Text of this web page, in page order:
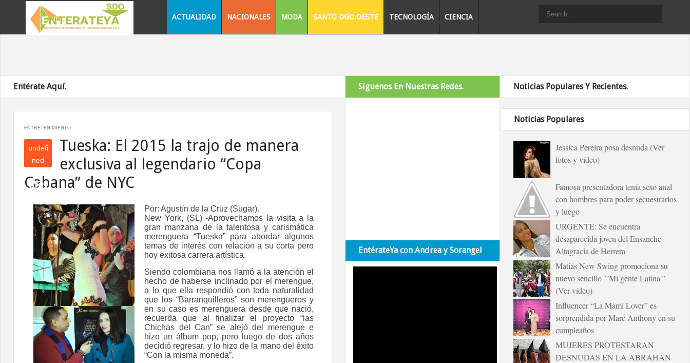
ACTUALIDAD NACIONALES MODA SANTO DGO.OESTE TECNOLOGÍA CIENCIA
Entérate Aquí.
ENTRETENIMIENTO
undefi
ned
efin
Tueska: El 2015 la trajo de manera
exclusiva al legendario “Copa
Cabana” de NYC
Por: Agustín de la Cruz (Sugar).
New York, (SL)-Aprovechamos la visita a la
gran manzana de la talentosa y carismática
merenguera “Tueska” para abordar algunos
temas de interés con relación a su corta pero
hoy exitosa carrera artística.
Siendo colombiana nos llamó a la atención el
hecho de haberse inclinado por el merengue,
a lo que ella respondió con toda naturalidad
que los “Barranquilleros” son merengueros y
en su caso es merenguera desde que nació,
recuerda que al finalizar el proyecto “las
Chichas del Can” se alejó del merengue e
hizo un álbum pop, pero luego de dos años
decidió regresar, y lo hizo de la mano del éxito
“Con la misma moneda”.
Siguenos En Nuestras Redes.
EntérateYa con Andrea y Sorangel
Noticias Populares Y Recientes.
Noticias Populares
Jessica Pereira posa desnuda (Ver
fotos y vídeo)
Famosa presentadora tenía sexo anal
con hombres para poder secuestrarlos
y luego
URGENTE: Se encuentra
desaparecida joven del Ensanche
Altagracia de Herrera
Matias New Swing promociona su
nuevo sencillo ´´Mi gente Latina´´
(Ver vídeo)
Influencer “La Mami Lover” es
sorprendida por Marc Anthony en su
cumpleaños
MUJERES PROTESTARAN
DESNUDAS EN LA ABRAHAN